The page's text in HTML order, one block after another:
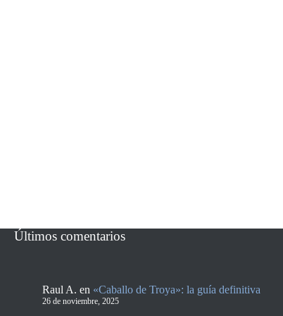
Últimos comentarios
Raul A. en «Caballo de Troya»: la guía definitiva
26 de noviembre, 2025